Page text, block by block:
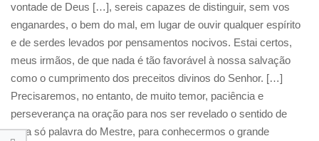
vontade de Deus […], sereis capazes de distinguir, sem vos
enganardes, o bem do mal, em lugar de ouvir qualquer espírito
e de serdes levados por pensamentos nocivos. Estai certos,
meus irmãos, de que nada é tão favorável à nossa salvação
como o cumprimento dos preceitos divinos do Senhor. […]
Precisaremos, no entanto, de muito temor, paciência e
perseverança na oração para nos ser revelado o sentido de
uma só palavra do Mestre, para conhecermos o grande